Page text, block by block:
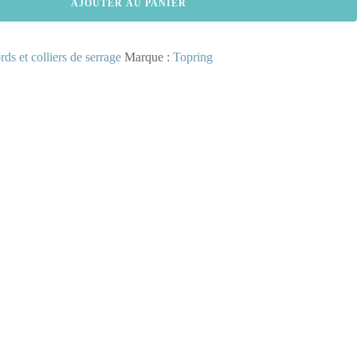
AJOUTER AU PANIER
et colliers de serrage Marque : Topring